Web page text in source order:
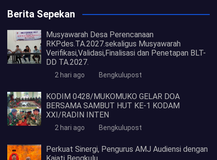
Berita Sepekan
Musyawarah Desa Perencanaan
RKPdes.TA.2027.sekaligus Musyawarah
Verifikasi,Validasi,Finalisasi dan Penetapan BLT-
DD TA.2027.
2 hari ago Bengkulupost
KODIM 0428/MUKOMUKO GELAR DOA
BERSAMA SAMBUT HUT KE-1 KODAM
XXI/RADIN INTEN
2 hari ago Bengkulupost
Perkuat Sinergi, Pengurus AMJ Audiensi dengan